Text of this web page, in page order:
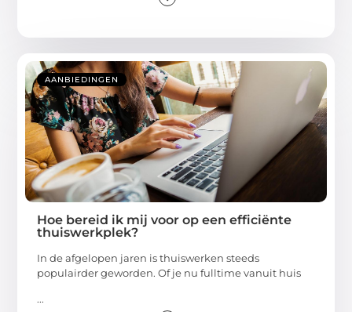
AANBIEDINGEN
Hoe bereid ik mij voor op een efficiënte
thuiswerkplek?
In de afgelopen jaren is thuiswerken steeds
populairder geworden. Of je nu fulltime vanuit huis
...